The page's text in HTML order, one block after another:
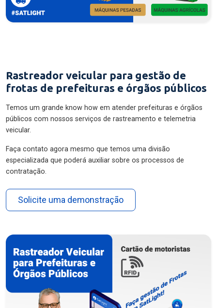
Rastreador veicular para gestão de
frotas de prefeituras e órgãos públicos
Temos um grande know how em atender prefeituras e órgãos
públicos com nossos serviços de rastreamento e telemetria
veicular.
Faça contato agora mesmo que temos uma divisão
especializada que poderá auxiliar sobre os processos de
contratação.
Solicite uma demonstração